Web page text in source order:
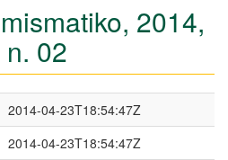
2014,
02
2014-04-23T18:54:47Z
2014-04-23T18:54:47Z